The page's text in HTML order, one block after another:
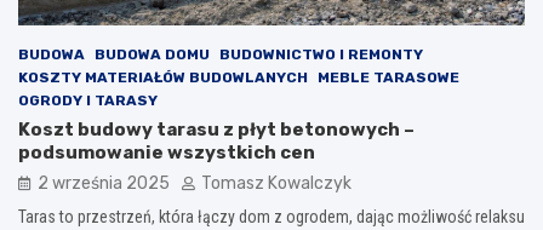
BUDOWA BUDOWA DOMU
BUDOWNICTWO I REMONTY
KOSZTY MATERIAŁÓW BUDOWLANYCH
MEBLE TARASOWE
OGRODY I TARASY
Koszt budowy tarasu z płyt betonowych –
podsumowanie wszystkich cen
2 września 2025 Tomasz Kowalczyk
Taras to przestrzeń, która łączy dom z ogrodem, dając możliwość relaksu